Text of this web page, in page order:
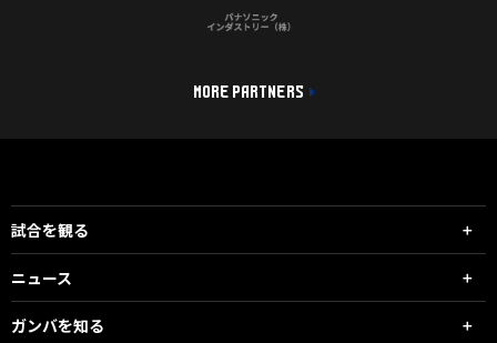
MORE PARTNERS
試合を観る
ニュース
ガンバを知る